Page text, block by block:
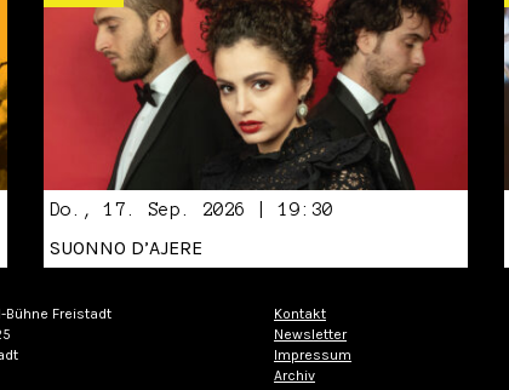
Do., 17. Sep. 2026 | 19:30
SUONNO D’AJERE
Bühne Freistadt
Kontakt
Newsletter
Impressum
Archiv